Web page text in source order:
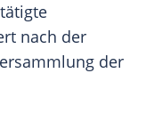
nach der
der